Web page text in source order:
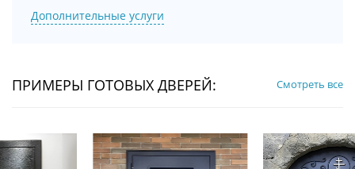
Дополнительные услуги
ПРИМЕРЫ ГОТОВЫХ ДВЕРЕЙ: Смотреть все